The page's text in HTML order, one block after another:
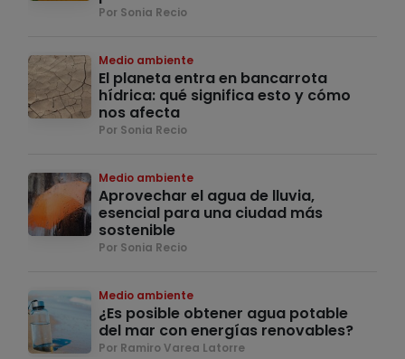
Por Sonia Recio
Medio ambiente
El planeta entra en bancarrota
hídrica: qué significa esto y cómo
nos afecta
Por Sonia Recio
Medio ambiente
Aprovechar el agua de lluvia,
esencial para una ciudad más
sostenible
Por Sonia Recio
Medio ambiente
¿Es posible obtener agua potable
del mar con energías renovables?
Por Ramiro Varea Latorre